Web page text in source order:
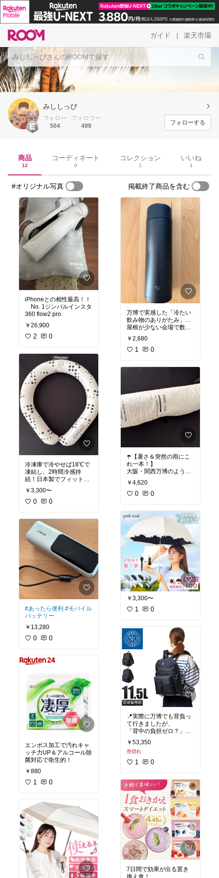
ガイド 楽天市場
みししっぴ
フォロー
504
フォロワー
499
フォローする
商品
12
コーディネート
0
コレクション
1
いいね
1
#オリジナル写真 掲載終了商品を含む
iPhoneとの相性最高！！
No. 1ジンバルインスタ
360 flow2 pro
￥26,900
2 0
冷凍庫で冷やせば18℃で
凍結し、2時間冷感持
続！日本製でフィット感
◎
繰り返し使えてお得。万
￥3,300〜
0 0
#あったら便利 #モバイル
バッテリー
￥13,280
0 0
エンボス加工で汚れキャ
ッチ力UP＆アルコール除
菌対応で衛生的！
￥880
1 0
万博で実感した「冷たい
飲み物のありがたみ」…
屋根が少ない会場で数時
ツい！
ル。
方でもまだ冷たい！
✅ 直飲みOKだから、行列
の途中でもサッと水分補
給
✅ 軽量＆シンプルでバッ
グに入れてもかさばらな
す。
**本気で「持って行って
よかったNo.1」**のアイ
テムでした！
￥2,680
1 0
☂️【暑さ＆突然の雨にこ
れ一本！】
大阪・関西万博のような
大活躍🌞 Wpc.の自動開
閉・折りたたみ傘は、**
✔️ 自動開閉でスムーズ開
閉！ ✔️ 日傘としても使
える「完全遮光」仕様 ✔️
晴雨兼用で突然の雨でも
安心 ✔️ コンパクト＆軽
量で持ち運びもラク！
￥4,620
0 0
￥3,300〜
1 0
📍実際に万博でも背負っ
て行きましたが、
「背中の負担ゼロ？」っ
PORTER CLASSICの
「ニュートンリュック」
アツクッション”を使った
超快適設計。
✅ 重い荷物でも肩と背中
がラク！
✅ 長時間背負っても疲れ
ない驚きのフィット感
✅ スーツにもカジュアル
にも合うシンプルなデザ
イン
✅ PCやドリンクボトルも
￥53,350
売切れ
1 0
7日間で効果が出る置き
換え食！